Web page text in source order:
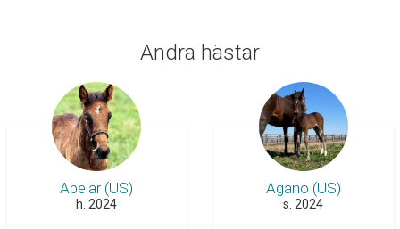
Andra hästar
Abelar (US)
h. 2024
Agano (US)
s. 2024